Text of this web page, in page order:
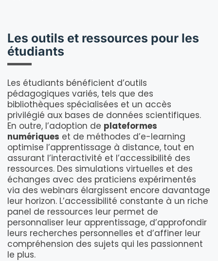
Les outils et ressources pour les
étudiants
Les étudiants bénéficient d’outils
pédagogiques variés, tels que des
bibliothèques spécialisées et un accès
privilégié aux bases de données scientifiques.
En outre, l’adoption de plateformes
numériques et de méthodes d’e-learning
optimise l’apprentissage à distance, tout en
assurant l’interactivité et l’accessibilité des
ressources. Des simulations virtuelles et des
échanges avec des praticiens expérimentés
via des webinars élargissent encore davantage
leur horizon. L’accessibilité constante à un riche
panel de ressources leur permet de
personnaliser leur apprentissage, d’approfondir
leurs recherches personnelles et d’affiner leur
compréhension des sujets qui les passionnent
le plus.